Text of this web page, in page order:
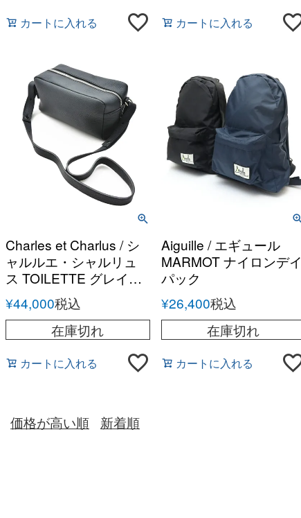
カートに入れる カートに入れる
Charles et Charlus / シ
ャルルエ・シャルリュ
ス TOILETTE グレイン
レザー ショルダーポー
チ
¥44,000税込
在庫切れ
カートに入れる
Aiguille / エギュール
MARMOT ナイロンデイ
パック
¥26,400税込
在庫切れ
カートに入れる
価格が高い順 新着順